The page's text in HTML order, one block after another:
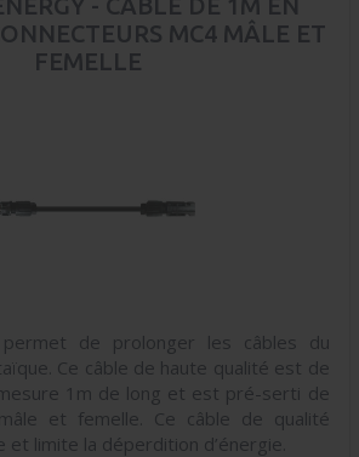
MC4 MÂLE ET
FEMELLE
de prolonger les câbles du
Ce câble de haute qualité est de
mesure 1m de long et est pré-serti de
et femelle. Ce câble de qualité
et limite la déperdition d’énergie.